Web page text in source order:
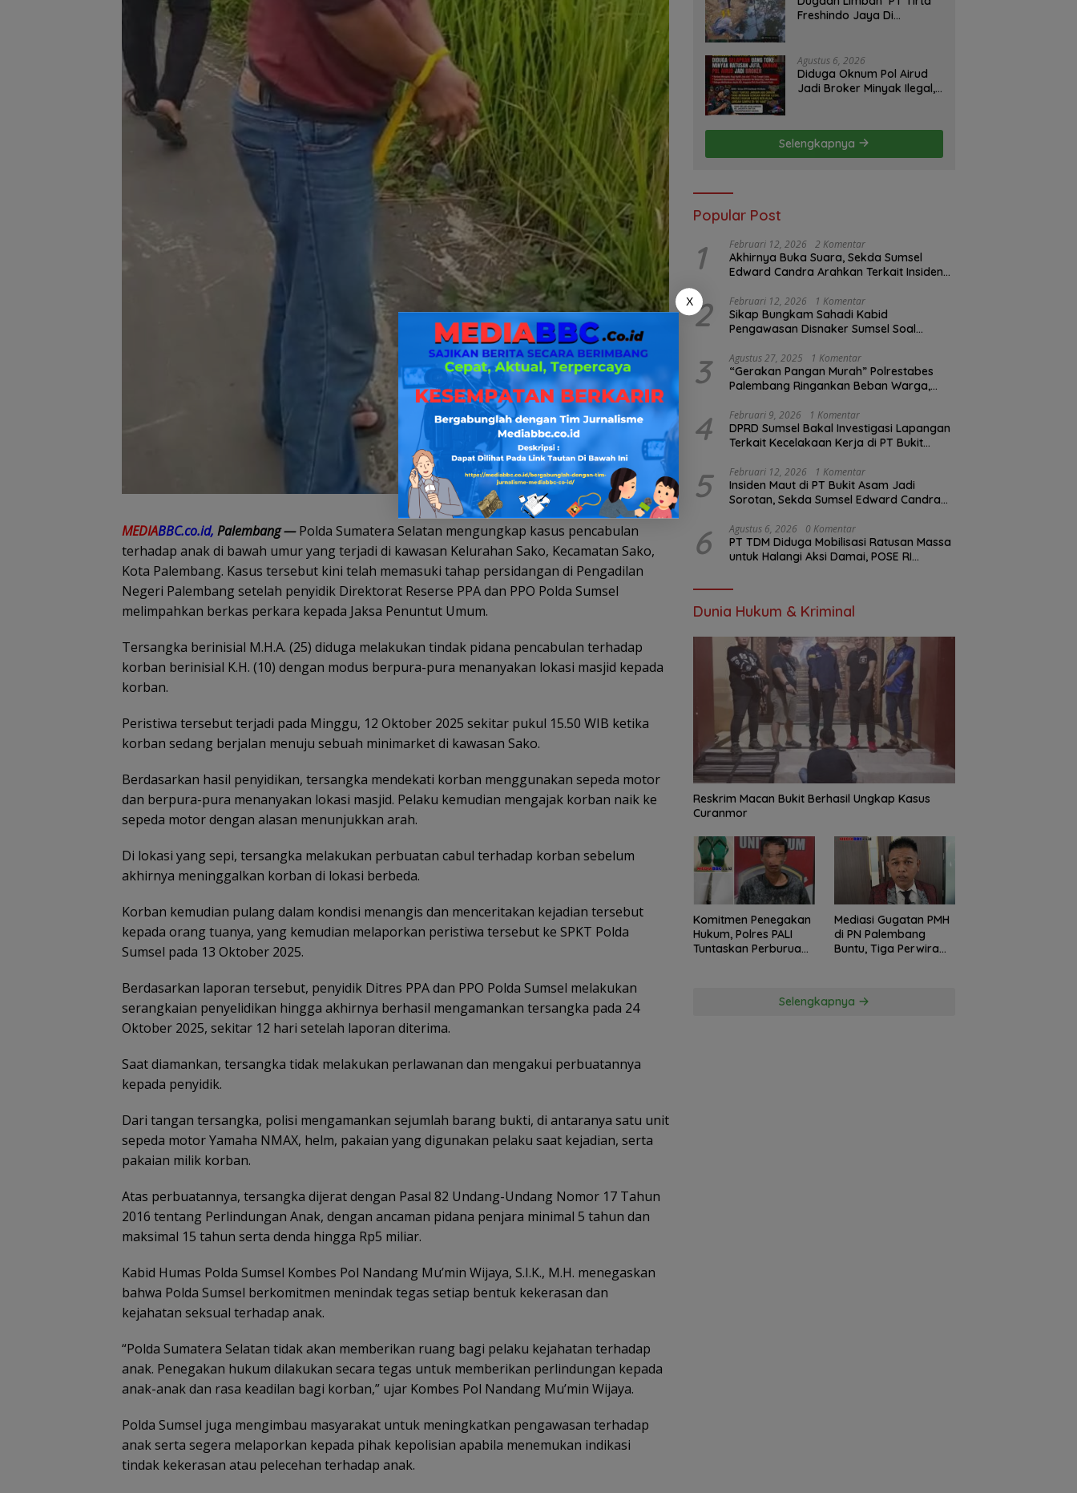
MEDIABBC.co.id, Palembang — Polda Sumatera Selatan mengungkap kasus pencabulan
terhadap anak di bawah umur yang terjadi di kawasan Kelurahan Sako, Kecamatan Sako,
Kota Palembang. Kasus tersebut kini telah memasuki tahap persidangan di Pengadilan
Negeri Palembang setelah penyidik Direktorat Reserse PPA dan PPO Polda Sumsel
melimpahkan berkas perkara kepada Jaksa Penuntut Umum.
Tersangka berinisial M.H.A. (25) diduga melakukan tindak pidana pencabulan terhadap
korban berinisial K.H. (10) dengan modus berpura-pura menanyakan lokasi masjid kepada
korban.
Peristiwa tersebut terjadi pada Minggu, 12 Oktober 2025 sekitar pukul 15.50 WIB ketika
korban sedang berjalan menuju sebuah minimarket di kawasan Sako.
Berdasarkan hasil penyidikan, tersangka mendekati korban menggunakan sepeda motor
dan berpura-pura menanyakan lokasi masjid. Pelaku kemudian mengajak korban naik ke
sepeda motor dengan alasan menunjukkan arah.
Di lokasi yang sepi, tersangka melakukan perbuatan cabul terhadap korban sebelum
akhirnya meninggalkan korban di lokasi berbeda.
Korban kemudian pulang dalam kondisi menangis dan menceritakan kejadian tersebut
kepada orang tuanya, yang kemudian melaporkan peristiwa tersebut ke SPKT Polda
Sumsel pada 13 Oktober 2025.
Berdasarkan laporan tersebut, penyidik Ditres PPA dan PPO Polda Sumsel melakukan
serangkaian penyelidikan hingga akhirnya berhasil mengamankan tersangka pada 24
Oktober 2025, sekitar 12 hari setelah laporan diterima.
Saat diamankan, tersangka tidak melakukan perlawanan dan mengakui perbuatannya
kepada penyidik.
Dari tangan tersangka, polisi mengamankan sejumlah barang bukti, di antaranya satu unit
sepeda motor Yamaha NMAX, helm, pakaian yang digunakan pelaku saat kejadian, serta
pakaian milik korban.
Atas perbuatannya, tersangka dijerat dengan Pasal 82 Undang-Undang Nomor 17 Tahun
2016 tentang Perlindungan Anak, dengan ancaman pidana penjara minimal 5 tahun dan
maksimal 15 tahun serta denda hingga Rp5 miliar.
Kabid Humas Polda Sumsel Kombes Pol Nandang Mu’min Wijaya, S.I.K., M.H. menegaskan
bahwa Polda Sumsel berkomitmen menindak tegas setiap bentuk kekerasan dan
kejahatan seksual terhadap anak.
“Polda Sumatera Selatan tidak akan memberikan ruang bagi pelaku kejahatan terhadap
anak. Penegakan hukum dilakukan secara tegas untuk memberikan perlindungan kepada
anak-anak dan rasa keadilan bagi korban,” ujar Kombes Pol Nandang Mu’min Wijaya.
Polda Sumsel juga mengimbau masyarakat untuk meningkatkan pengawasan terhadap
anak serta segera melaporkan kepada pihak kepolisian apabila menemukan indikasi
tindak kekerasan atau pelecehan terhadap anak.
Freshindo Jaya Di
Pemerintah dan
Perusahaan
Agustus 6, 2026
Diduga Oknum Pol Airud
Jadi Broker Minyak Ilegal,
Selengkapnya
Popular Post
1 Februari 12, 2026 2 Komentar
Akhirnya Buka Suara, Sekda Sumsel
Edward Candra Arahkan Terkait Insiden
2 Februari 12, 2026 1 Komentar
Sikap Bungkam Sahadi Kabid
Pengawasan Disnaker Sumsel Soal
Pengawasan K3?
3 Agustus 27, 2025 1 Komentar
“Gerakan Pangan Murah” Polrestabes
Palembang Ringankan Beban Warga,
4 Februari 9, 2026 1 Komentar
DPRD Sumsel Bakal Investigasi Lapangan
Terkait Kecelakaan Kerja di PT Bukit
5 Februari 12, 2026 1 Komentar
Insiden Maut di PT Bukit Asam Jadi
Sorotan, Sekda Sumsel Edward Candra
6 Agustus 6, 2026 0 Komentar
PT TDM Diduga Mobilisasi Ratusan Massa
untuk Halangi Aksi Damai, POSE RI
Dunia Hukum & Kriminal
Reskrim Macan Bukit Berhasil Ungkap Kasus
Curanmor
Komitmen Penegakan
Hukum, Polres PALI
Tuntaskan Perburuan
Mediasi Gugatan PMH
di PN Palembang
Buntu, Tiga Perwira
Pertanyakan
Selengkapnya
X